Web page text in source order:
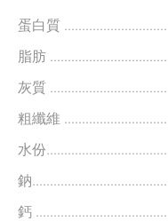
蛋白質
脂肪
灰質
粗纖維
水份
鈉
鈣